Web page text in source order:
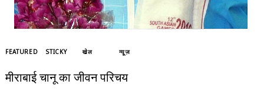
FEATURED STICKY खेल न्यूज़
मीराबाई चानू का जीवन परिचय